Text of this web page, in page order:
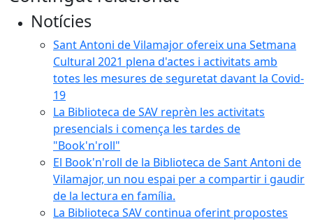
Notícies
Sant Antoni de Vilamajor ofereix una Setmana
Cultural 2021 plena d'actes i activitats amb
totes les mesures de seguretat davant la Covid-
19
La Biblioteca de SAV reprèn les activitats
presencials i comença les tardes de
"Book'n'roll"
El Book'n'roll de la Biblioteca de Sant Antoni de
Vilamajor, un nou espai per a compartir i gaudir
de la lectura en família.
La Biblioteca SAV continua oferint propostes